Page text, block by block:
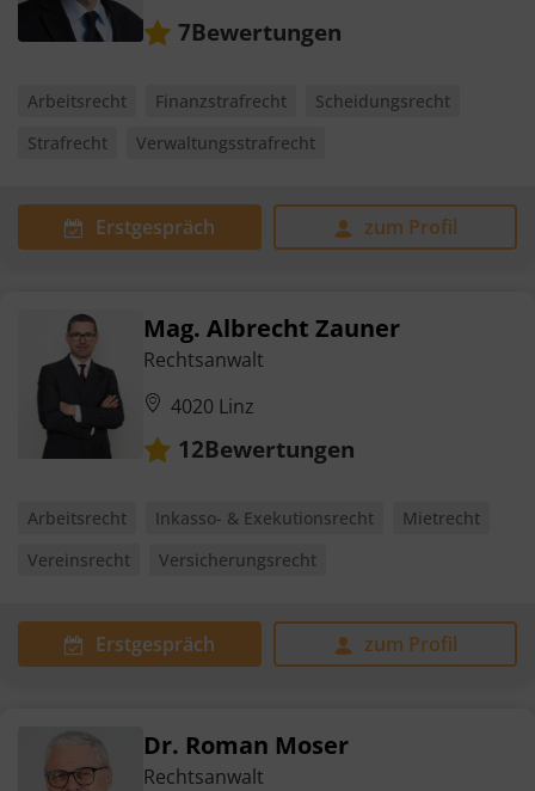
7Bewertungen
Arbeitsrecht Finanzstrafrecht
Scheidungsrecht
Strafrecht
Verwaltungsstrafrecht
Erstgespräch zum Profil
Mag. Albrecht Zauner
Rechtsanwalt
4020 Linz
12Bewertungen
Arbeitsrecht Inkasso- & Exekutionsrecht
Mietrecht
Vereinsrecht
Versicherungsrecht
Erstgespräch zum Profil
Dr. Roman Moser
Rechtsanwalt